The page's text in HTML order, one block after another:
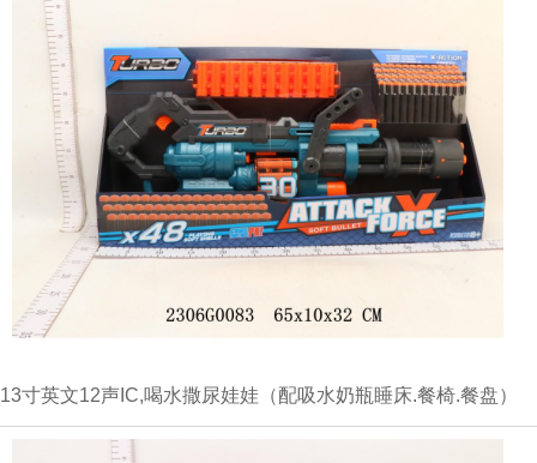
13寸英文12声IC,喝水撒尿娃娃（配吸水奶瓶睡床.餐椅.餐盘）